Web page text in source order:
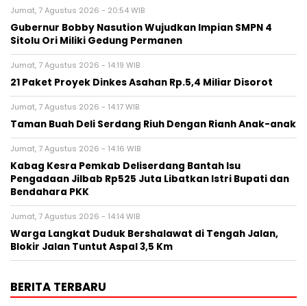
Jumat, 7 Agustus 2026 - 20:54 WIB
Gubernur Bobby Nasution Wujudkan Impian SMPN 4
Sitolu Ori Miliki Gedung Permanen
Jumat, 7 Agustus 2026 - 14:19 WIB
21 Paket Proyek Dinkes Asahan Rp.5,4 Miliar Disorot
Jumat, 7 Agustus 2026 - 14:17 WIB
Taman Buah Deli Serdang Riuh Dengan Rianh Anak-anak
Jumat, 7 Agustus 2026 - 14:16 WIB
Kabag Kesra Pemkab Deliserdang Bantah Isu
Pengadaan Jilbab Rp525 Juta Libatkan Istri Bupati dan
Bendahara PKK
Jumat, 7 Agustus 2026 - 14:14 WIB
Warga Langkat Duduk Bershalawat di Tengah Jalan,
Blokir Jalan Tuntut Aspal 3,5 Km
BERITA TERBARU